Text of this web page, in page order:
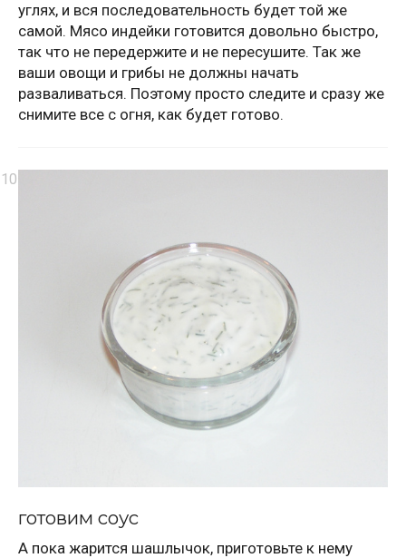
углях, и вся последовательность будет той же
самой. Мясо индейки готовится довольно быстро,
так что не передержите и не пересушите. Так же
ваши овощи и грибы не должны начать
разваливаться. Поэтому просто следите и сразу же
снимите все с огня, как будет готово.
готовим соус
А пока жарится шашлычок, приготовьте к нему